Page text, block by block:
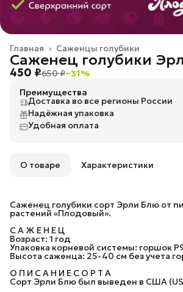
Саженцы голубики
Главная ›
Саженец голубики
450 ₽650 ₽−31%
Преимущества
Доставка во все регионы России
Надёжная упаковка
Удобная оплата
О товаре Характеристики
Саженец голубики сорт Эрли Блю от
растений «Плодовый».
С А Ж Е Н Е Ц
Возраст: 1 год
Упаковка корневой системы: горшок
Высота саженца: 25-40 см без учета
О П И С А Н И Е С О Р Т А
Сорт Эрли Блю был выведен в США